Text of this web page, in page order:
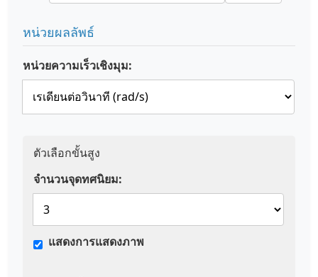
หน่วยผลลัพธ์
หน่วยความเร็วเชิงมุม:
ตัวเลือกขั้นสูง
จำนวนจุดทศนิยม:
แสดงการแสดงภาพ